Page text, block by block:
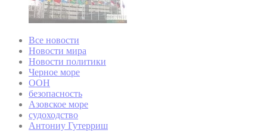
Все новости
Новости мира
Новости политики
Черное море
ООН
безопасность
Азовское море
судоходство
Антониу Гутерриш